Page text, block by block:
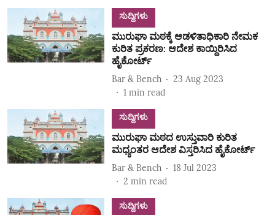
ಸುದ್ದಿಗಳು
ಮುರುಘಾ ಮಠಕ್ಕೆ ಆಡಳಿತಾಧಿಕಾರಿ ನೇಮಕ
ಕುರಿತ ಪ್ರಕರಣ: ಆದೇಶ ಕಾಯ್ದಿರಿಸಿದ
ಹೈಕೋರ್ಟ್‌
Bar & Bench
23 Aug 2023
1 min read
ಸುದ್ದಿಗಳು
ಮುರುಘಾ ಮಠದ ಉಸ್ತುವಾರಿ ಕುರಿತ
ಮಧ್ಯಂತರ ಆದೇಶ ವಿಸ್ತರಿಸಿದ ಹೈಕೋರ್ಟ್‌
Bar & Bench
18 Jul 2023
2 min read
ಸುದ್ದಿಗಳು